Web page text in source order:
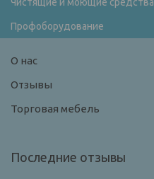
Профоборудование
О нас
Отзывы
Торговая мебель